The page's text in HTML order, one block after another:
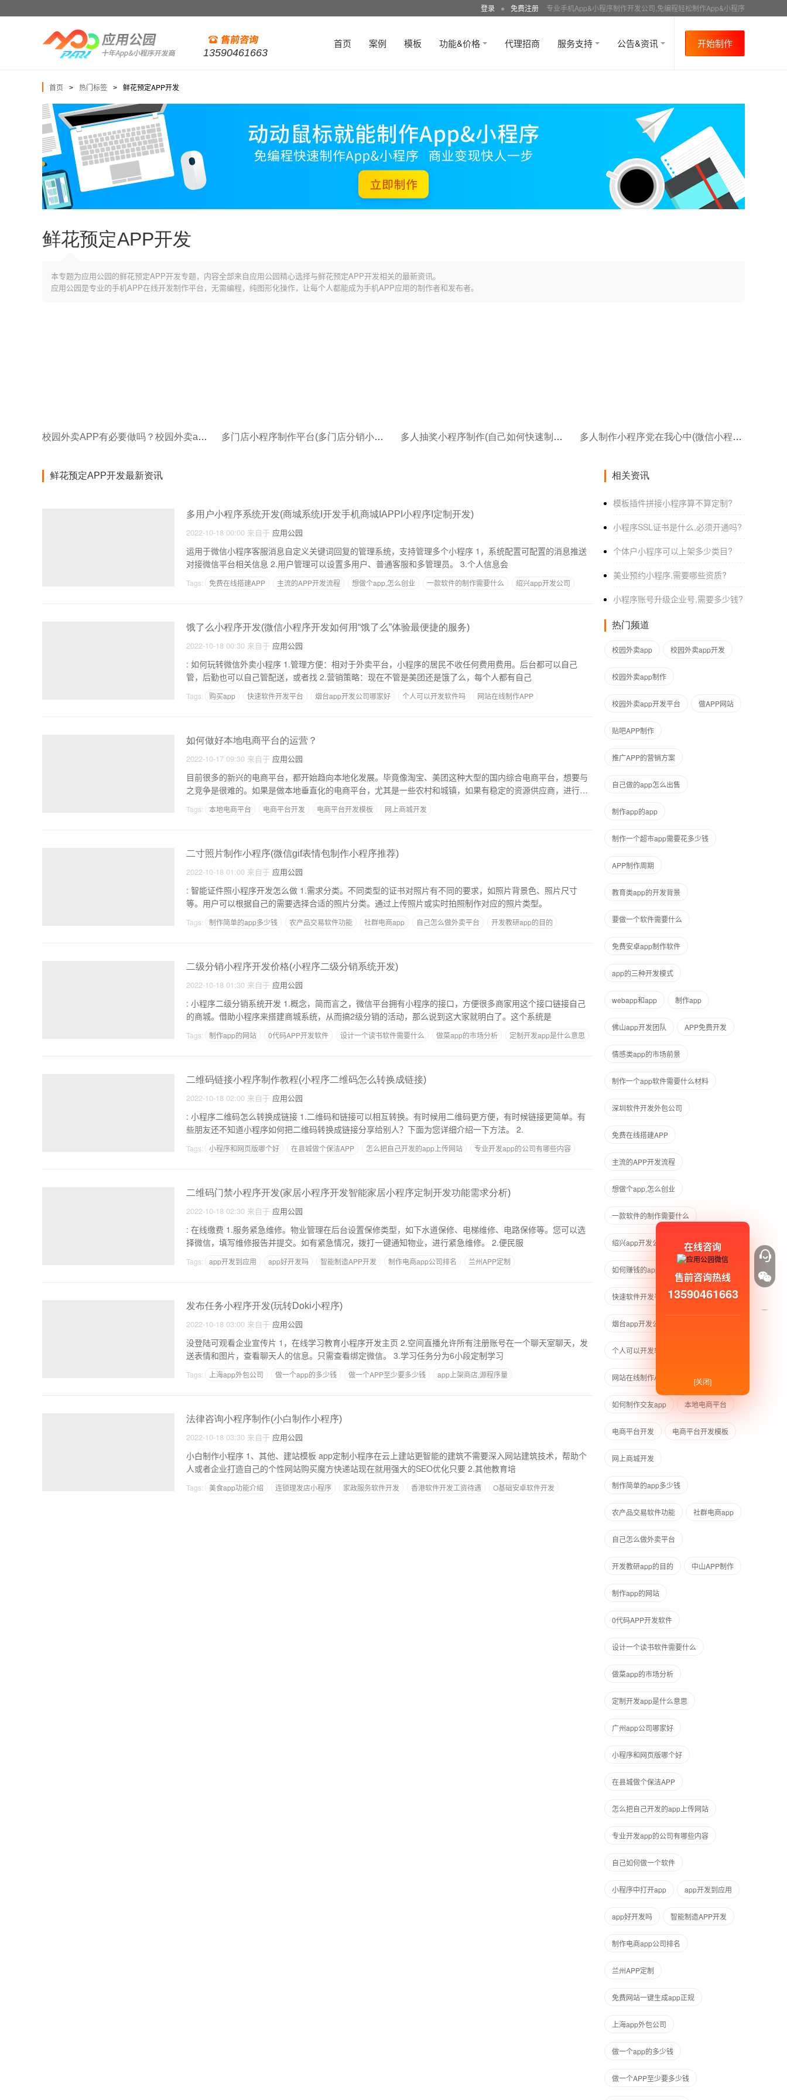
登录 ● 免费注册 专业手机App&小程序制作开发公司,免编程轻松制作App&小程序
13590461663
首页 案例 模板 功能&价格 代理招商 服务支持 公告&资讯 开始制作
首页 > 热门标签 > 鲜花预定APP开发
鲜花预定APP开发
本专题为应用公园的鲜花预定APP开发专题，内容全部来自应用公园精心选择与鲜花预定APP开发相关的最新资讯。
应用公园是专业的手机APP在线开发制作平台，无需编程，纯图形化操作，让每个人都能成为手机APP应用的制作者和发布者。
校园外卖APP有必要做吗？校园外卖app如何开发？ 多门店小程序制作平台(多门店分销小程序功能) 多人抽奖小程序制作(自己如何快速制作一个抽奖小程序呢) 多人制作小程序党在我心中(微信小程序定制开发制作上线最低价格最优质终身服务)
鲜花预定APP开发最新资讯
多用户小程序系统开发(商城系统I开发手机商城IAPPI小程序I定制开发)
2022-10-18 00:00 来自于 应用公园
运用于微信小程序客服消息自定义关键词回复的管理系统，支持管理多个小程序 1，系统配置可配置的消息推送
对接微信平台相关信息 2.用户管理可以设置多用户、普通客服和多管理员。 3.个人信息会
Tags: 免费在线搭建APP 主流的APP开发流程 想做个app,怎么创业 一款软件的制作需要什么
绍兴app开发公司
饿了么小程序开发(微信小程序开发如何用“饿了么”体验最便捷的服务)
2022-10-18 00:30 来自于 应用公园
: 如何玩转微信外卖小程序 1.管理方便：相对于外卖平台，小程序的居民不收任何费用费用。后台都可以自己
管，后勤也可以自己管配送，或者找 2.营销策略：现在不管是美团还是饿了么，每个人都有自己
Tags: 购买app 快速软件开发平台 烟台app开发公司哪家好 个人可以开发软件吗
网站在线制作APP
如何做好本地电商平台的运营？
2022-10-17 09:30 来自于 应用公园
目前很多的新兴的电商平台，都开始趋向本地化发展。毕竟像淘宝、美团这种大型的国内综合电商平台，想要与
之竞争是很难的。如果是做本地垂直化的电商平台，尤其是一些农村和城镇，如果有稳定的资源供应商，进行本
Tags: 本地电商平台 电商平台开发 电商平台开发模板 网上商城开发
二寸照片制作小程序(微信gif表情包制作小程序推荐)
2022-10-18 01:00 来自于 应用公园
: 智能证件照小程序开发怎么做 1.需求分类。不同类型的证书对照片有不同的要求，如照片背景色、照片尺寸
等。用户可以根据自己的需要选择合适的照片分类。通过上传照片或实时拍照制作对应的照片类型。
Tags: 制作简单的app多少钱 农产品交易软件功能 社群电商app 自己怎么做外卖平台
开发教研app的目的
二级分销小程序开发价格(小程序二级分销系统开发)
2022-10-18 01:30 来自于 应用公园
: 小程序二级分销系统开发 1.概念，简而言之，微信平台拥有小程序的接口，方便很多商家用这个接口链接自己
的商城。借助小程序来搭建商城系统，从而搞2级分销的活动，那么说到这大家就明白了。这个系统是
Tags: 制作app的网站 0代码APP开发软件 设计一个读书软件需要什么 做菜app的市场分析
定制开发app是什么意思
二维码链接小程序制作教程(小程序二维码怎么转换成链接)
2022-10-18 02:00 来自于 应用公园
: 小程序二维码怎么转换成链接 1.二维码和链接可以相互转换。有时候用二维码更方便，有时候链接更简单。有
些朋友还不知道小程序如何把二维码转换成链接分享给别人？下面为您详细介绍一下方法。 2.
Tags: 小程序和网页版哪个好 在县城做个保洁APP 怎么把自己开发的app上传网站
专业开发app的公司有哪些内容
二维码门禁小程序开发(家居小程序开发智能家居小程序定制开发功能需求分析)
2022-10-18 02:30 来自于 应用公园
: 在线缴费 1.服务紧急维修。物业管理在后台设置保修类型，如下水道保修、电梯维修、电路保修等。您可以选
择微信，填写维修报告并提交。如有紧急情况，拨打一键通知物业，进行紧急维修。 2.便民服
Tags: app开发到应用 app好开发吗 智能制造APP开发 制作电商app公司排名
兰州APP定制
发布任务小程序开发(玩转Doki小程序)
2022-10-18 03:00 来自于 应用公园
没登陆可观看企业宣传片 1，在线学习教育小程序开发主页 2.空间直播允许所有注册账号在一个聊天室聊天，发
送表情和图片，查看聊天人的信息。只需查看绑定微信。 3.学习任务分为6小段定制学习
Tags: 上海app外包公司 做一个app的多少钱 做一个APP至少要多少钱
app上架商店,源程序量
法律咨询小程序制作(小白制作小程序)
2022-10-18 03:30 来自于 应用公园
小白制作小程序 1、其他、建站模板 app定制小程序在云上建站更智能的建筑不需要深入网站建筑技术，帮助个
人或者企业打造自己的个性网站购买魔方快递站现在就用强大的SEO优化只要 2.其他教育培
Tags: 美食app功能介绍 连锁理发店小程序 家政服务软件开发 香港软件开发工资待遇
O基础安卓软件开发
相关资讯
模板插件拼接小程序算不算定制?
小程序SSL证书是什么,必须开通吗?
个体户小程序可以上架多少类目?
美业预约小程序,需要哪些资质?
小程序账号升级企业号,需要多少钱?
热门频道
校园外卖app 校园外卖app开发
校园外卖app制作
校园外卖app开发平台 做APP网站
贴吧APP制作
推广APP的营销方案
自己做的app怎么出售
制作app的app
制作一个超市app需要花多少钱
APP制作周期
教育类app的开发背景
要做一个软件需要什么
免费安卓app制作软件
app的三种开发模式
webapp和app ​制作app
佛山app开发团队 APP免费开发
情感类app的市场前景
制作一个app软件需要什么材料
深圳软件开发外包公司
免费在线搭建APP
主流的APP开发流程
想做个app,怎么创业
一款软件的制作需要什么
绍兴app开发公司
如何赚钱的app软件
快速软件开发平台
烟台app开发公司哪家好
个人可以开发软件吗
网站在线制作APP
如何制作交友app 本地电商平台
电商平台开发 电商平台开发模板
网上商城开发
制作简单的app多少钱
农产品交易软件功能 社群电商app
自己怎么做外卖平台
开发教研app的目的 中山APP制作
制作app的网站
0代码APP开发软件
设计一个读书软件需要什么
做菜app的市场分析
定制开发app是什么意思
广州app公司哪家好
小程序和网页版哪个好
在县城做个保洁APP
怎么把自己开发的app上传网站
专业开发app的公司有哪些内容
自己如何做一个软件
小程序中打开app app开发到应用
app好开发吗 智能制造APP开发
制作电商app公司排名
兰州APP定制
免费网站一键生成app正规
上海app外包公司
做一个app的多少钱
做一个APP至少要多少钱
在线咨询
售前咨询热线
13590461663
[关闭]